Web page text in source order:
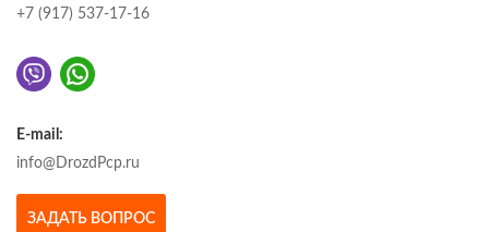
+7 (917) 537-17-16
E-mail:
info@DrozdPcp.ru
ЗАДАТЬ ВОПРОС